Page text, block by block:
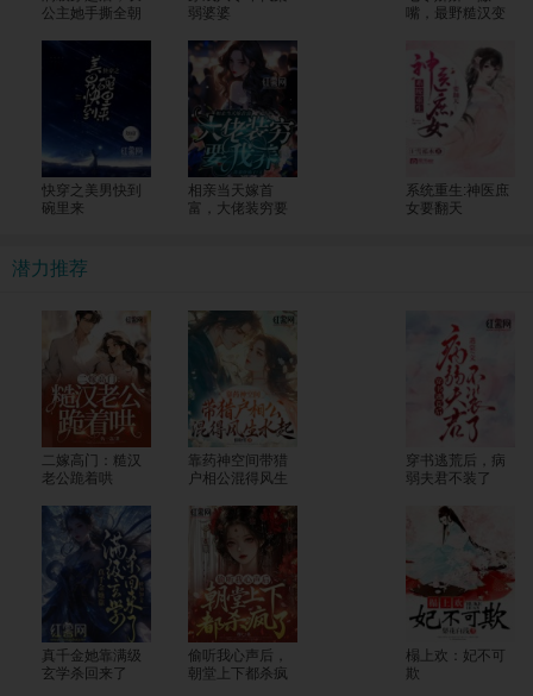
公主她手撕全朝
弱婆婆
嘴，最野糙汉变
快穿之美男快到
碗里来
相亲当天嫁首
富，大佬装穷要
系统重生:神医庶
女要翻天
潜力推荐
二嫁高门：糙汉
老公跪着哄
靠药神空间带猎
户相公混得风生
穿书逃荒后，病
弱夫君不装了
真千金她靠满级
玄学杀回来了
偷听我心声后，
朝堂上下都杀疯
榻上欢：妃不可
欺